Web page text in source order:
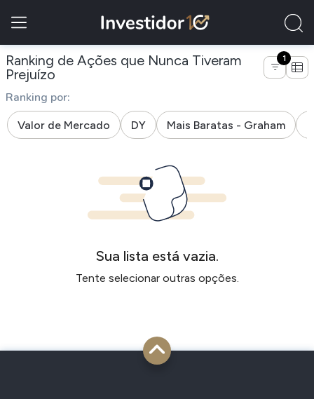
Ranking de Ações que Nunca Tiveram
Prejuízo de empresas do segmento produtos de
1
Ranking por:
Valor de Mercado DY Mais Baratas - Graham
Sua lista está vazia.
Tente selecionar outras opções.